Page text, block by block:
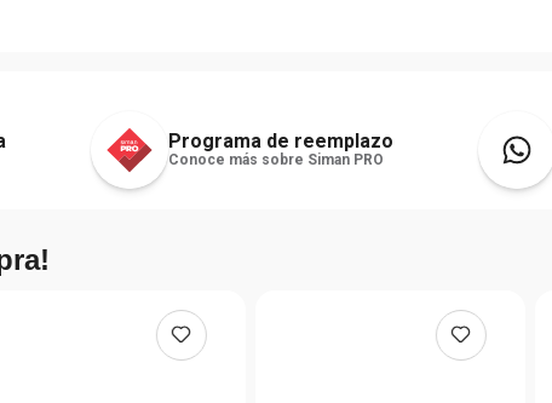
Programa de reemplazo
Conoce más sobre Siman PRO